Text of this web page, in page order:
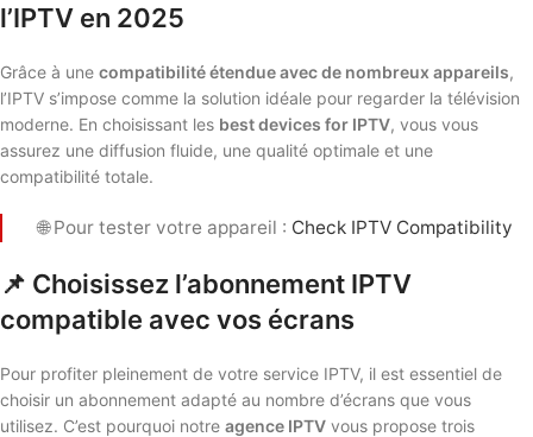
l’IPTV en 2025
Grâce à une compatibilité étendue avec de nombreux appareils,
l’IPTV s’impose comme la solution idéale pour regarder la télévision
moderne. En choisissant les best devices for IPTV, vous vous
assurez une diffusion fluide, une qualité optimale et une
compatibilité totale.
🌐 Pour tester votre appareil : Check IPTV Compatibility
📌 Choisissez l’abonnement IPTV
compatible avec vos écrans
Pour profiter pleinement de votre service IPTV, il est essentiel de
choisir un abonnement adapté au nombre d’écrans que vous
utilisez. C’est pourquoi notre agence IPTV vous propose trois